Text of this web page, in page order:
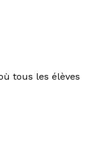
tous les élèves